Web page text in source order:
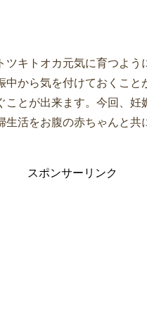
キトオカ元気に育つよう
から気を付けておくこと
ことが出来ます。今回、妊
生活をお腹の赤ちゃんと
スポンサーリンク